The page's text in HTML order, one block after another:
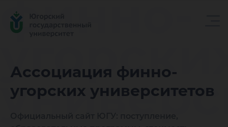
Ассоциация финно-
угорских университетов
финно-